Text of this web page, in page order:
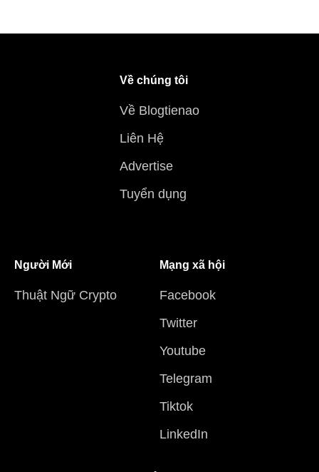
Về chúng tôi
Về Blogtienao
Liên Hệ
Advertise
Tuyển dụng
Người Mới
Thuật Ngữ Crypto
Mạng xã hội
Facebook
Twitter
Youtube
Telegram
Tiktok
LinkedIn